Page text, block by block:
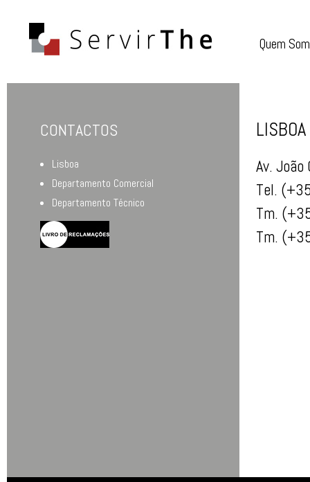
Quem
CONTACTOS
Lisboa
Departamento Comercial
Departamento Técnico
LISBOA
Av.
Tel.
Tm.
Tm.